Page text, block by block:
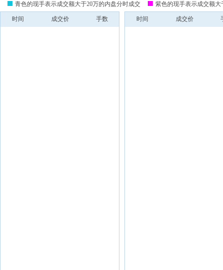
青色的现手表示成交额大于20万的内盘分时成交 紫色的现手表示成交额
时间 成交价 手数 时间 成交价